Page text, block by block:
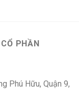
PHẦN
Phú Hữu, Quận 9,